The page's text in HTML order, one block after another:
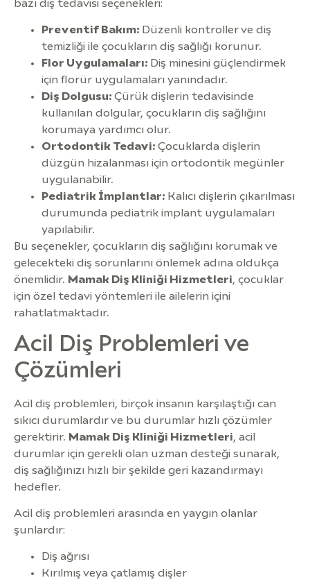
bazı diş tedavisi seçenekleri:
Preventif Bakım: Düzenli kontroller ve diş
temizliği ile çocukların diş sağlığı korunur.
Flor Uygulamaları: Diş minesini güçlendirmek
için florür uygulamaları yanındadır.
Diş Dolgusu: Çürük dişlerin tedavisinde
kullanılan dolgular, çocukların diş sağlığını
korumaya yardımcı olur.
Ortodontik Tedavi: Çocuklarda dişlerin
düzgün hizalanması için ortodontik megünler
uygulanabilir.
Pediatrik İmplantlar: Kalıcı dişlerin çıkarılması
durumunda pediatrik implant uygulamaları
yapılabilir.
Bu seçenekler, çocukların diş sağlığını korumak ve
gelecekteki diş sorunlarını önlemek adına oldukça
önemlidir. Mamak Diş Kliniği Hizmetleri, çocuklar
için özel tedavi yöntemleri ile ailelerin içini
rahatlatmaktadır.
Acil Diş Problemleri ve
Çözümleri
Acil diş problemleri, birçok insanın karşılaştığı can
sıkıcı durumlardır ve bu durumlar hızlı çözümler
gerektirir. Mamak Diş Kliniği Hizmetleri, acil
durumlar için gerekli olan uzman desteği sunarak,
diş sağlığınızı hızlı bir şekilde geri kazandırmayı
hedefler.
Acil diş problemleri arasında en yaygın olanlar
şunlardır:
Diş ağrısı
Kırılmış veya çatlamış dişler